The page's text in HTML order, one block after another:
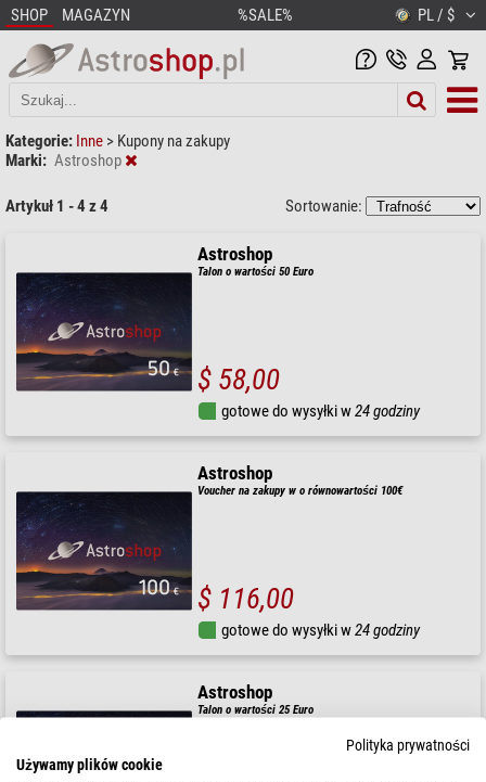
SHOP MAGAZYN %SALE% PL / $
Kategorie: Inne > Kupony na zakupy
Marki: Astroshop
Artykuł 1 - 4 z 4 Sortowanie:
Astroshop
Talon o wartości 50 Euro
$ 58,00
gotowe do wysyłki w24 godziny
Astroshop
Voucher na zakupy w o równowartości 100€
$ 116,00
gotowe do wysyłki w24 godziny
Astroshop
Talon o wartości 25 Euro
Polityka prywatności
Używamy plików cookie